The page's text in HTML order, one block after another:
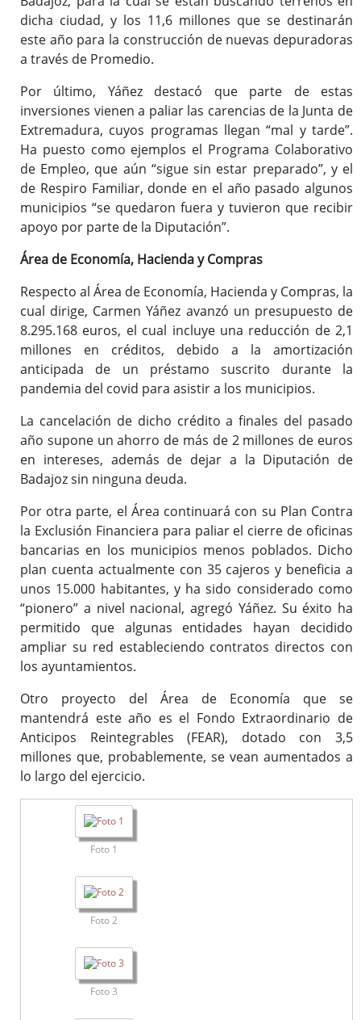
dicha ciudad, y los 11,6 millones que se destinarán
este año para la construcción de nuevas depuradoras
a través de Promedio.
Por último, Yáñez destacó que parte de estas
inversiones vienen a paliar las carencias de la Junta de
Extremadura, cuyos programas llegan “mal y tarde”.
Ha puesto como ejemplos el Programa Colaborativo
de Empleo, que aún “sigue sin estar preparado”, y el
de Respiro Familiar, donde en el año pasado algunos
municipios “se quedaron fuera y tuvieron que recibir
apoyo por parte de la Diputación”.
Área de Economía, Hacienda y Compras
Respecto al Área de Economía, Hacienda y Compras, la
cual dirige, Carmen Yáñez avanzó un presupuesto de
8.295.168 euros, el cual incluye una reducción de 2,1
millones en créditos, debido a la amortización
anticipada de un préstamo suscrito durante la
pandemia del covid para asistir a los municipios.
La cancelación de dicho crédito a finales del pasado
año supone un ahorro de más de 2 millones de euros
en intereses, además de dejar a la Diputación de
Badajoz sin ninguna deuda.
Por otra parte, el Área continuará con su Plan Contra
la Exclusión Financiera para paliar el cierre de oficinas
bancarias en los municipios menos poblados. Dicho
plan cuenta actualmente con 35 cajeros y beneficia a
unos 15.000 habitantes, y ha sido considerado como
“pionero” a nivel nacional, agregó Yáñez. Su éxito ha
permitido que algunas entidades hayan decidido
ampliar su red estableciendo contratos directos con
los ayuntamientos.
Otro proyecto del Área de Economía que se
mantendrá este año es el Fondo Extraordinario de
Anticipos Reintegrables (FEAR), dotado con 3,5
millones que, probablemente, se vean aumentados a
lo largo del ejercicio.
Foto 1
Foto 2
Foto 3